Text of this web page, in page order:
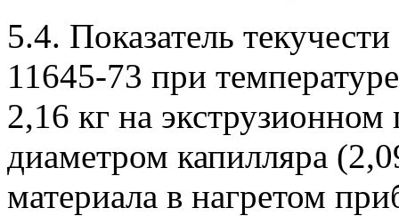
5.4. Показатель
11645-73 при
2,16 кг на
диаметром капилляра
материала в нагретом